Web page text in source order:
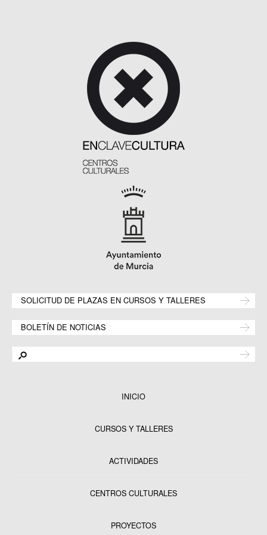
SOLICITUD DE PLAZAS EN CURSOS Y TALLERES
BOLETÍN DE NOTICIAS
INICIO
CURSOS Y TALLERES
ACTIVIDADES
CENTROS CULTURALES
PROYECTOS